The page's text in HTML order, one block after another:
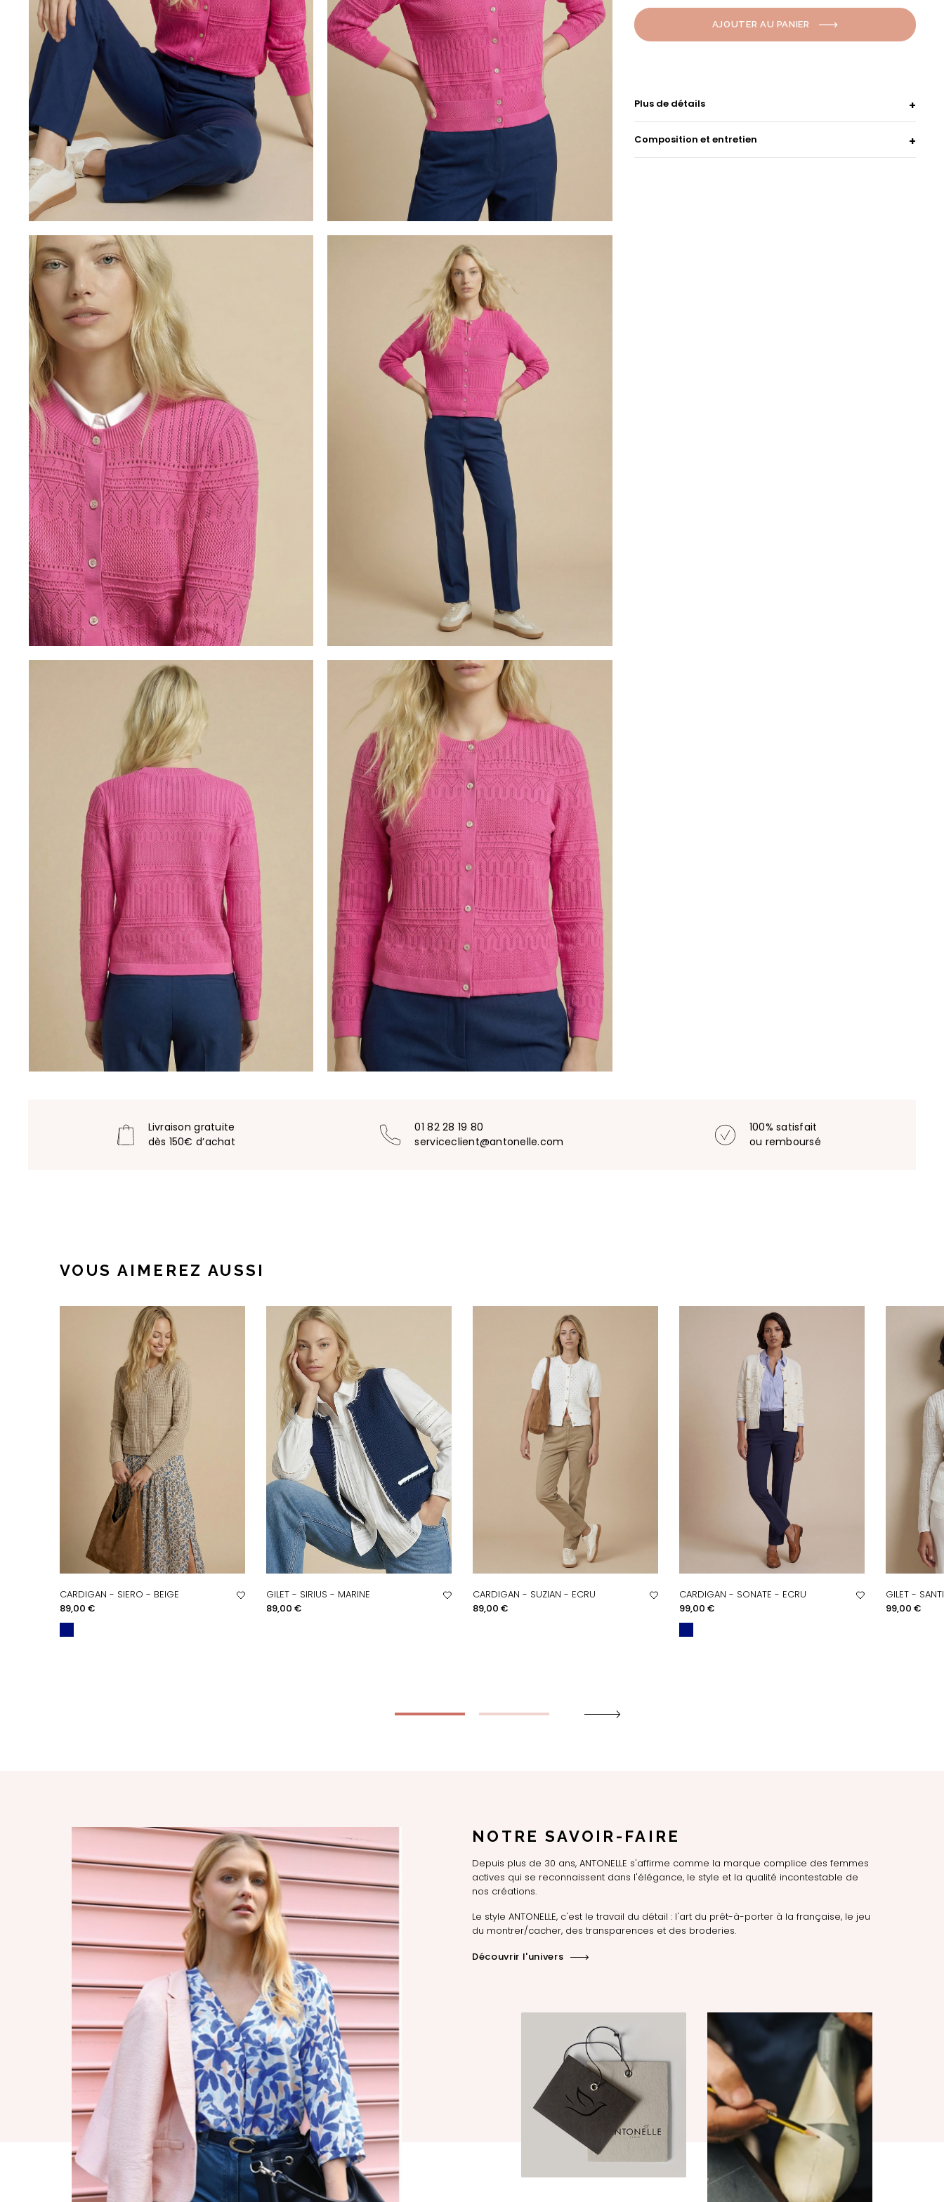
AJOUTER AU PANIER
Plus de détails
Composition et entretien
Livraison gratuite
dès 150€ d’achat
01 82 28 19 80
serviceclient@antonelle.com
100% satisfait
ou remboursé
VOUS AIMEREZ AUSSI
CARDIGAN - SIERO - BEIGE
Prix
89,00 €
GILET - SIRIUS - MARINE
Prix
89,00 €
CARDIGAN - SUZIAN - ECRU
Prix
89,00 €
CARDIGAN - SONATE - ECRU
Prix
99,00 €
GILET -
Prix
99,00 €
NOTRE SAVOIR-FAIRE
Depuis plus de 30 ans, ANTONELLE s'affirme comme la marque complice des femmes
actives qui se reconnaissent dans l'élégance, le style et la qualité incontestable de
nos créations.
Le style ANTONELLE, c'est le travail du détail : l'art du prêt-à-porter à la française, le jeu
du montrer/cacher, des transparences et des broderies.
Découvrir l'univers